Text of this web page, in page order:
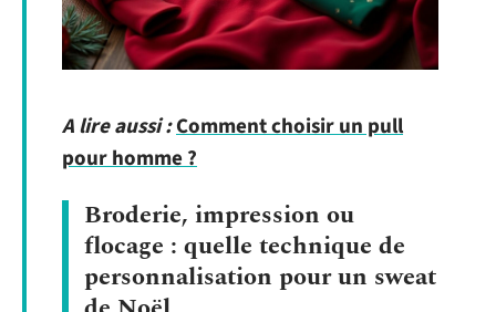
A lire aussi :Comment choisir un pull
pour homme ?
Broderie, impression ou
flocage : quelle technique de
personnalisation pour un sweat